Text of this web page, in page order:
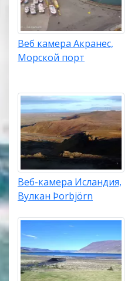
Веб камера Акранес,
Морской порт
Веб-камера Исландия,
Вулкан Þorbjörn